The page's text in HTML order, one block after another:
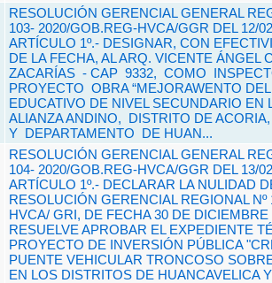
RESOLUCIÓN GERENCIAL GENERAL
103- 2020/GOB.REG-HVCA/GGR DEL 12/
ARTÍCULO 1º.- DESIGNAR, CON
DE LA FECHA, AL ARQ. VICENTE ÁNGEL
ZACARÍAS - CAP 9332, COMO
PROYECTO OBRA “MEJORAWENTO
EDUCATIVO DE NIVEL SECUNDARIO EN
ALIANZA ANDINO, DISTRITO DE
Y DEPARTAMENTO DE HUAN...
RESOLUCIÓN GERENCIAL GENERAL
104- 2020/GOB.REG-HVCA/GGR DEL 13/
ARTÍCULO 1º.- DECLARAR LA NULIDAD
RESOLUCIÓN GERENCIAL REGIONAL Nº
HVCA/ GRI, DE FECHA 30 DE
RESUELVE APROBAR EL EXPEDIENTE
PROYECTO DE INVERSIÓN PÚBLICA
PUENTE VEHICULAR TRONCOSO
EN LOS DISTRITOS DE HUANCAVELICA